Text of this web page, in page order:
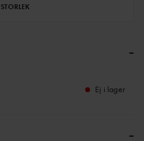
–
Ej i lager
–